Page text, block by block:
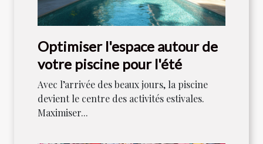
Optimiser l'espace autour de
votre piscine pour l'été
Avec l’arrivée des beaux jours, la piscine
devient le centre des activités estivales.
Maximiser...